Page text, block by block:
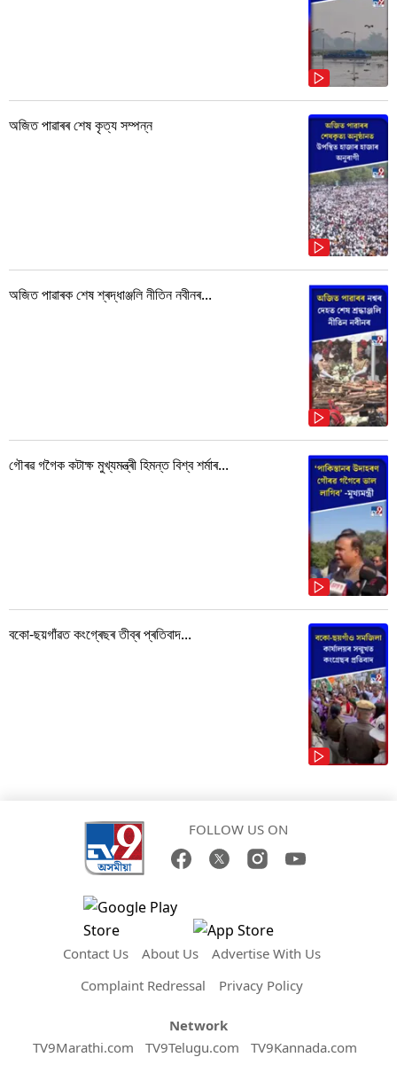
অজিত পাৱাৰৰ শেষ কৃত্য সম্পন্ন
অজিত পাৱাৰক শেষ শ্ৰদ্ধাঞ্জলি নীতিন নবীনৰ...
গৌৰৱ গগৈক কটাক্ষ মুখ্যমন্ত্ৰী হিমন্ত বিশ্ব শৰ্মাৰ...
বকো-ছয়গাঁৱত কংগ্ৰেছৰ তীব্ৰ প্ৰতিবাদ...
FOLLOW US ON
Contact Us About Us
Advertise With Us
Complaint Redressal
Privacy Policy
Network
TV9Marathi.com
TV9Telugu.com
TV9Kannada.com